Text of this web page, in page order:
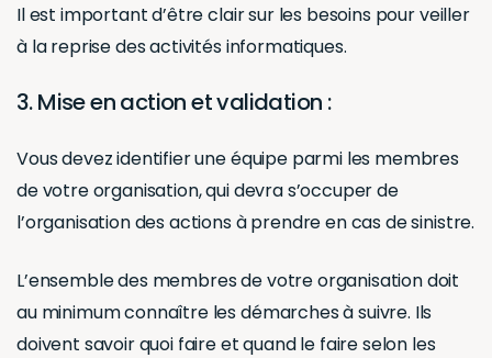
Il est important d’être clair sur les besoins pour veiller
à la reprise des activités informatiques.
3. Mise en action et validation :
Vous devez identifier une équipe parmi les membres
de votre organisation, qui devra s’occuper de
l’organisation des actions à prendre en cas de sinistre.
L’ensemble des membres de votre organisation doit
au minimum connaître les démarches à suivre. Ils
doivent savoir quoi faire et quand le faire selon les